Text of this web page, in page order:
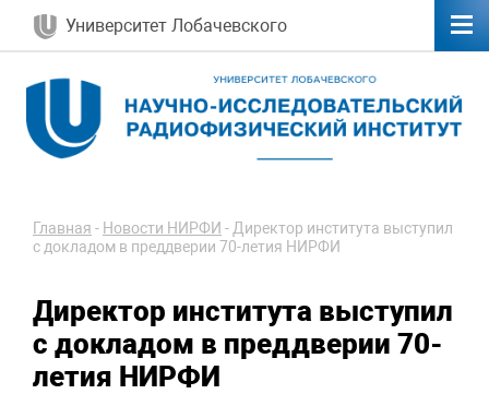
Университет Лобачевского
Главная - Новости НИРФИ -Директор института выступил
с докладом в преддверии 70-летия НИРФИ
Директор института выступил
с докладом в преддверии 70-
летия НИРФИ